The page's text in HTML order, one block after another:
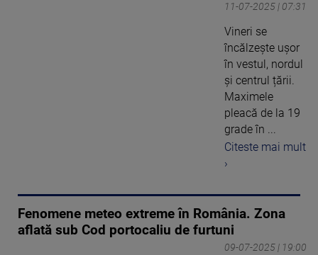
11-07-2025 | 07:31
Vineri se
încălzește ușor
în vestul, nordul
și centrul țării.
Maximele
pleacă de la 19
grade în ...
Citeste mai mult
›
Fenomene meteo extreme în România. Zona
aflată sub Cod portocaliu de furtuni
09-07-2025 | 19:00